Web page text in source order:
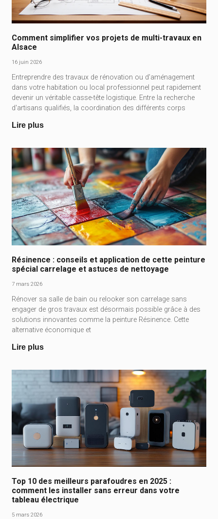
Comment simplifier vos projets de multi-travaux en
Alsace
16 juin 2026
Entreprendre des travaux de rénovation ou d'aménagement
dans votre habitation ou local professionnel peut rapidement
devenir un véritable casse-tête logistique. Entre la recherche
d'artisans qualifiés, la coordination des différents corps
Lire plus
Résinence : conseils et application de cette peinture
spécial carrelage et astuces de nettoyage
7 mars 2026
Rénover sa salle de bain ou relooker son carrelage sans
engager de gros travaux est désormais possible grâce à des
solutions innovantes comme la peinture Résinence. Cette
alternative économique et
Lire plus
Top 10 des meilleurs parafoudres en 2025 :
comment les installer sans erreur dans votre
tableau électrique
5 mars 2026